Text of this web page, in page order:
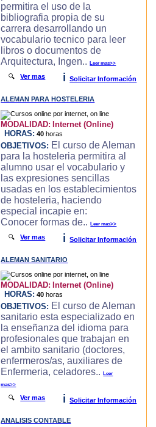
permitira el uso de la
bibliografia propia de su
carrera desarrollando un
vocabulario tecnico para leer
libros o documentos de
Arquitectura, Ingen..Leer mas>>
🔍Ver mas i Solicitar Información
ALEMAN PARA HOSTELERIA
MODALIDAD: Internet (Online)
HORAS: 40 horas
OBJETIVOS: El curso de Aleman
para la hosteleria permitira al
alumno usar el vocabulario y
las expresiones sencillas
usadas en los establecimientos
de hosteleria, haciendo
especial incapie en:
Conocer formas de..Leer mas>>
🔍Ver mas i Solicitar Información
ALEMAN SANITARIO
MODALIDAD: Internet (Online)
HORAS: 40 horas
OBJETIVOS: El curso de Aleman
sanitario esta especializado en
la enseñanza del idioma para
profesionales que trabajan en
el ambito sanitario (doctores,
enfermeros/as, auxiliares de
Enfermeria, celadores..Leer
mas>>
🔍Ver mas i Solicitar Información
ANALISIS CONTABLE